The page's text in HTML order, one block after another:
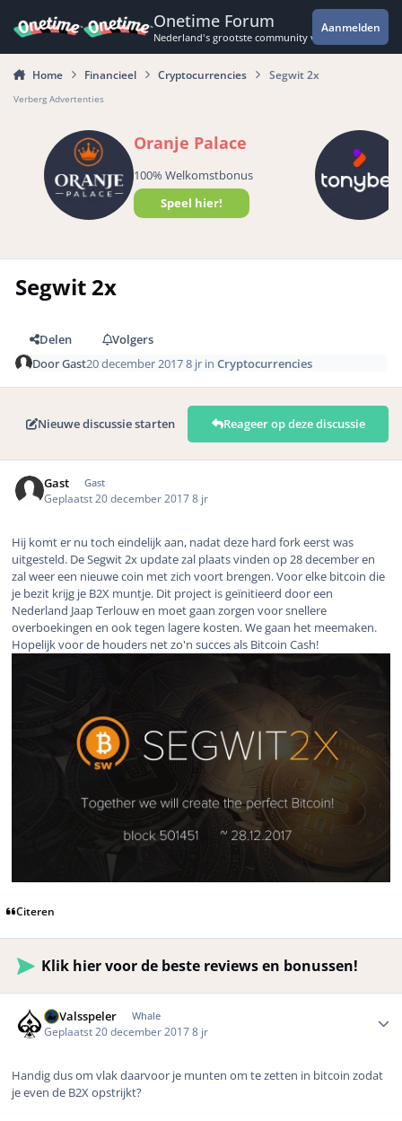
Onetime Forum
Nederland's grootste community voor de
Aanmelden
Home Financieel Cryptocurrencies Segwit 2x
Verberg Advertenties
Oranje Palace
100% Welkomstbonus
Speel hier!
Segwit 2x
Delen
Volgers
DoorGast20 december 20178 jr inCryptocurrencies
Nieuwe discussie starten Reageer op deze discussie
Gast Gast
Geplaatst 20 december 20178 jr
Hij komt er nu toch eindelijk aan, nadat deze hard fork eerst was
uitgesteld. De Segwit 2x update zal plaats vinden op 28 december en
zal weer een nieuwe coin met zich voort brengen. Voor elke bitcoin die
je bezit krijg je B2X muntje. Dit project is geïnitieerd door een
Nederland Jaap Terlouw en moet gaan zorgen voor snellere
overboekingen en ook tegen lagere kosten. We gaan het meemaken.
Hopelijk voor de houders net zo'n succes als Bitcoin Cash!
Citeren
Klik hier voor de beste reviews en bonussen!
DeValsspeler Whale
Geplaatst 20 december 20178 jr
Handig dus om vlak daarvoor je munten om te zetten in bitcoin zodat
je even de B2X opstrijkt?